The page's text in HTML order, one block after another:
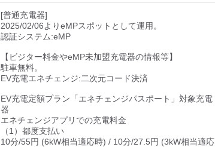
[普通充電器]
2025/02/06よりeMPスポットとして運用。
認証システム:eMP
【ビジター料金やeMP未加盟充電器の情報等】
駐車無料。
EV充電エネチェンジ:二次元コード決済
EV充電定額プラン「エネチェンジパスポート」対象充電
器
エネチェンジアプリでの充電料金
（1）都度支払い
10分/55円 (6kW相当適応時) / 10分/27.5円 (3kW相当適応